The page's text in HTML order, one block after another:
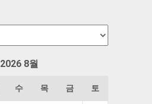
2026 8월
수 목 금 토